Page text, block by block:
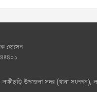
হোসেন
লক্ষীছড়ি উপজেলা সদর (থানা সংলগ্ন),